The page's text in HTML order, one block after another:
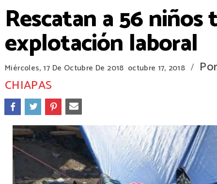
Rescatan a 56
explotación laboral
Miércoles, 17 De Octubre De 2018 octubre 17, 2018 /
CHIAPAS